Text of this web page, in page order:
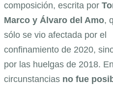
composición, escrita por
Marco y Álvaro del Amo,
sólo se vio afectada por el
confinamiento de 2020,
por las huelgas de 2018.
circunstancias no fue